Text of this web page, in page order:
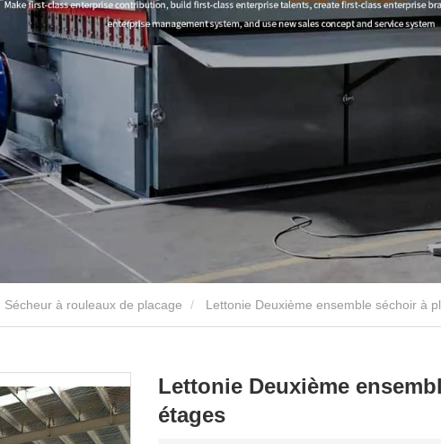
Sécheur à rouleaux de placage Lettonie Deuxième ensemble séchoir à
Lettonie Deuxième
étages